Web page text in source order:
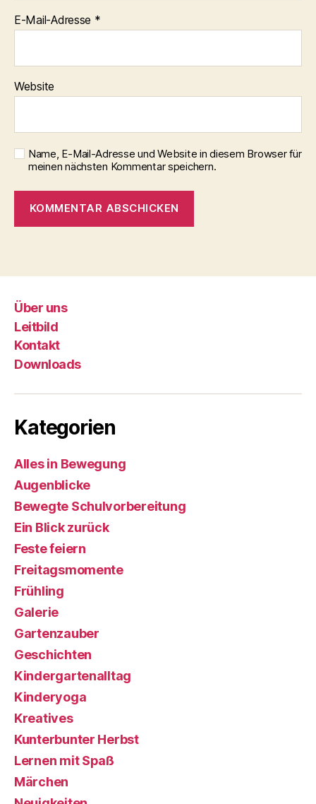
E-Mail-Adresse *
Website
Name, E-Mail-Adresse und Website in diesem Browser für
meinen nächsten Kommentar speichern.
Über uns
Leitbild
Kontakt
Downloads
Kategorien
Alles in Bewegung
Augenblicke
Bewegte Schulvorbereitung
Ein Blick zurück
Feste feiern
Freitagsmomente
Frühling
Galerie
Gartenzauber
Geschichten
Kindergartenalltag
Kinderyoga
Kreatives
Kunterbunter Herbst
Lernen mit Spaß
Märchen